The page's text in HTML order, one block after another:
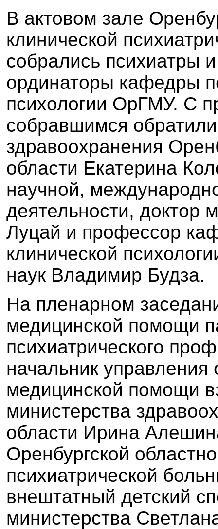
В актовом зале
клинической
собрались психиатры
ординаторы кафедры
психологии ОрГМУ. С
собравшимся
здравоохранения
области Екатерина
научной,
деятельности, доктор
Луцай и профессор
клинической
наук Владимир Будза.
На пленарном
медицинской помощи
психиатрического
начальник управления
медицинской помощи
министерства
области Ирина
Оренбургской
психиатрической
внештатный детский
министерства